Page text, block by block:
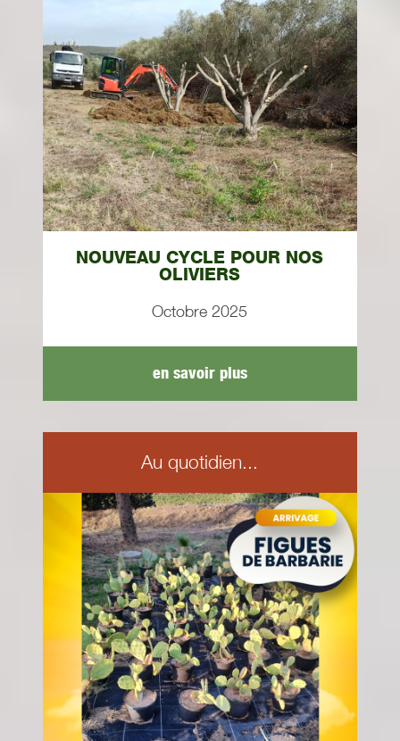
NOUVEAU CYCLE POUR NOS
OLIVIERS
Octobre 2025
en savoir plus
Au quotidien...